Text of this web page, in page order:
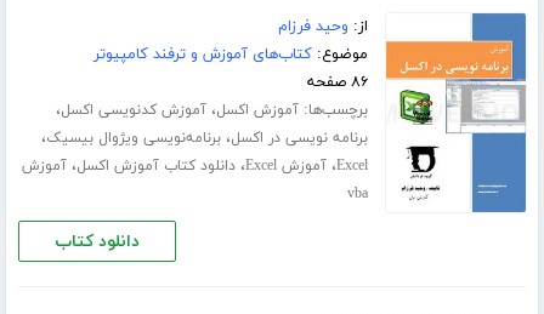
از: وحید فرزام
موضوع:کتاب‌های آموزش و ترفند کامپیوتر
۸۶ صفحه
برچسب‌ها:آموزش اکسل،آموزش کدنویسی اکسل،
برنامه نویسی در اکسل،برنامه‌نویسی ویژوال بیسیک،
Excel،آموزش Excel ،دانلود کتاب آموزش اکسل،آموزش
vba
دانلود کتاب